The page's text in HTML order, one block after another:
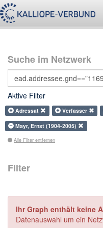
Suche im Netzwerk
Aktive Filter
Adressat Verfasser
Mayr, Ernst (1904-2005)
Alle Filter entfernen
Filter
Ihr Graph enthält keine
Datenauswahl um ein